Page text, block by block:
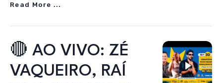
Read More ...
🔴 AO VIVO: ZÉ
VAQUEIRO, RAÍ